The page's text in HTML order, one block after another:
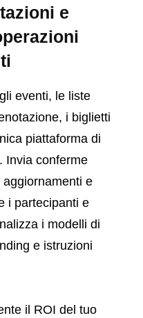
e
eventi, le liste
i biglietti
piattaforma di
Invia conferme
e
i partecipanti e
i modelli di
e istruzioni
il ROI del tuo